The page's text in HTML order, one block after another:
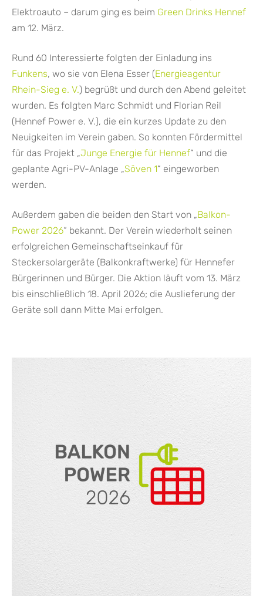
Elektroauto – darum ging es beim Green Drinks Hennef
am 12. März.
Rund 60 Interessierte folgten der Einladung ins
Funkens, wo sie von Elena Esser (Energieagentur
Rhein-Sieg e. V.) begrüßt und durch den Abend geleitet
wurden. Es folgten Marc Schmidt und Florian Reil
(Hennef Power e. V.), die ein kurzes Update zu den
Neuigkeiten im Verein gaben. So konnten Fördermittel
für das Projekt „Junge Energie für Hennef“ und die
geplante Agri-PV-Anlage „Söven 1“ eingeworben
werden.
Außerdem gaben die beiden den Start von „Balkon-
Power 2026“ bekannt. Der Verein wiederholt seinen
erfolgreichen Gemeinschaftseinkauf für
Steckersolargeräte (Balkonkraftwerke) für Hennefer
Bürgerinnen und Bürger. Die Aktion läuft vom 13. März
bis einschließlich 18. April 2026; die Auslieferung der
Geräte soll dann Mitte Mai erfolgen.